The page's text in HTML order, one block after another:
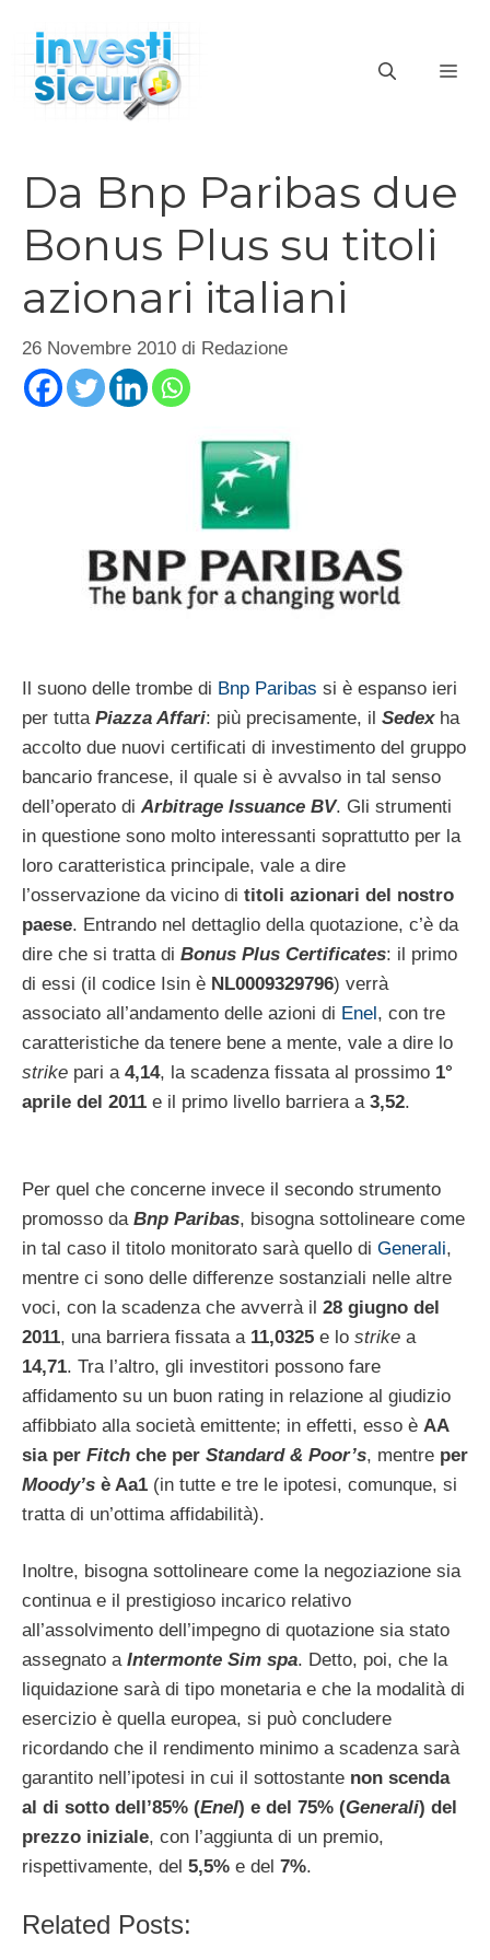
contenuto
Da Bnp Paribas due
Bonus Plus su titoli
azionari italiani
26 Novembre 2010 di Redazione
Il suono delle trombe di Bnp Paribas si è espanso ieri
per tutta Piazza Affari: più precisamente, il Sedexha
accolto due nuovi certificati di investimento del gruppo
bancario francese, il quale si è avvalso in tal senso
dell’operato di Arbitrage Issuance BV. Gli strumenti
in questione sono molto interessanti soprattutto per la
loro caratteristica principale, vale a dire
l’osservazione da vicino di titoli azionari del nostro
paese. Entrando nel dettaglio della quotazione, c’è da
dire che si tratta di Bonus Plus Certificates: il primo
di essi (il codice Isin è NL0009329796) verrà
associato all’andamento delle azioni di Enel , con tre
caratteristiche da tenere bene a mente, vale a dire lo
strike pari a 4,14, la scadenza fissata al prossimo 1°
aprile del 2011 e il primo livello barriera a 3,52.
Per quel che concerne invece il secondo strumento
promosso da Bnp Paribas, bisogna sottolineare come
in tal caso il titolo monitorato sarà quello di Generali,
mentre ci sono delle differenze sostanziali nelle altre
voci, con la scadenza che avverrà il 28 giugno del
2011, una barriera fissata a 11,0325 e lo strike a
14,71. Tra l’altro, gli investitori possono fare
affidamento su un buon rating in relazione al giudizio
affibbiato alla società emittente; in effetti, esso è AA
sia per Fitch che per Standard & Poor’s, mentre per
Moody’s è Aa1 (in tutte e tre le ipotesi, comunque, si
tratta di un’ottima affidabilità).
Inoltre, bisogna sottolineare come la negoziazione sia
continua e il prestigioso incarico relativo
all’assolvimento dell’impegno di quotazione sia stato
assegnato a Intermonte Sim spa. Detto, poi, che la
liquidazione sarà di tipo monetaria e che la modalità di
esercizio è quella europea, si può concludere
ricordando che il rendimento minimo a scadenza sarà
garantito nell’ipotesi in cui il sottostante non scenda
al di sotto dell’85% (Enel) e del 75% (Generali) del
prezzo iniziale, con l’aggiunta di un premio,
rispettivamente, del 5,5% e del 7%.
Related Posts: